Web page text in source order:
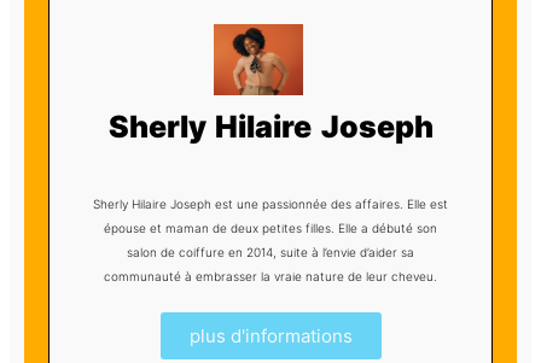
Sherly Hilaire Joseph
Sherly Hilaire Joseph est une passionnée des affaires. Elle est
épouse et maman de deux petites filles. Elle a débuté son
salon de coiffure en 2014, suite à l’envie d’aider sa
communauté à embrasser la vraie nature de leur cheveu.
plus d'informations